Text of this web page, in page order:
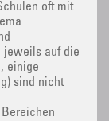
oft mit
jeweils auf die
einige
sind nicht